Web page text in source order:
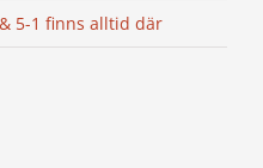
5-1 finns alltid där